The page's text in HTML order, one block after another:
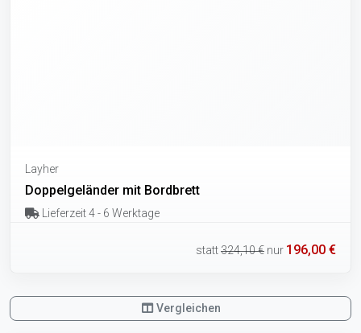
Layher
Doppelgeländer mit Bordbrett
Lieferzeit 4 - 6 Werktage
statt324,10 € nur 196,00 €
Vergleichen